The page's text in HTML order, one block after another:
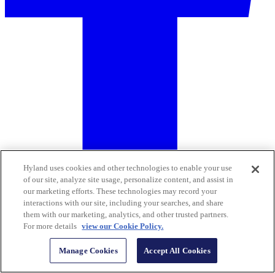
Hyland uses cookies and other technologies to enable your use
of our site, analyze site usage, personalize content, and assist in
our marketing efforts. These technologies may record your
interactions with our site, including your searches, and share
them with our marketing, analytics, and other trusted partners.
For more details view our Cookie Policy.
Manage Cookies Accept All Cookies